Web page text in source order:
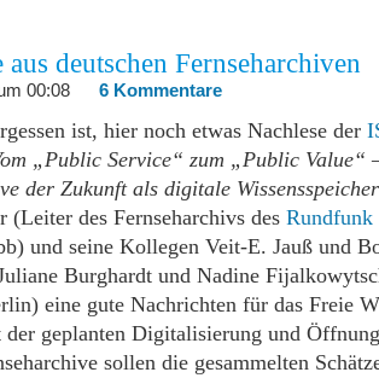
deutschen Fernseharchiven
00:08 6 Kommentare
ist, hier noch etwas Nachlese der
„Public Service“ zum „Public Value“
der Zukunft als digitale Wissensspeicher
(Leiter des Fernseharchivs des
und seine Kollegen Veit-E. Jauß und
Burghardt und Nadine
eine gute Nachrichten für das Freie
geplanten Digitalisierung und
sollen die gesammelten